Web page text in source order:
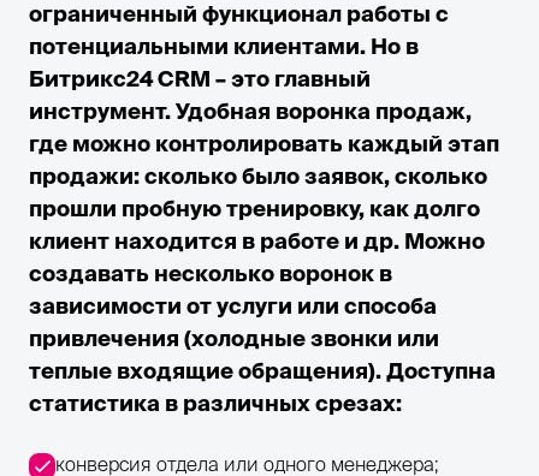
ограниченный функционал работы с
потенциальными клиентами. Но в
Битрикс24 CRM – это главный
инструмент. Удобная воронка продаж,
где можно контролировать каждый этап
продажи: сколько было заявок, сколько
прошли пробную тренировку, как долго
клиент находится в работе и др. Можно
создавать несколько воронок в
зависимости от услуги или способа
привлечения (холодные звонки или
теплые входящие обращения). Доступна
статистика в различных срезах:
конверсия отдела или одного менеджера;